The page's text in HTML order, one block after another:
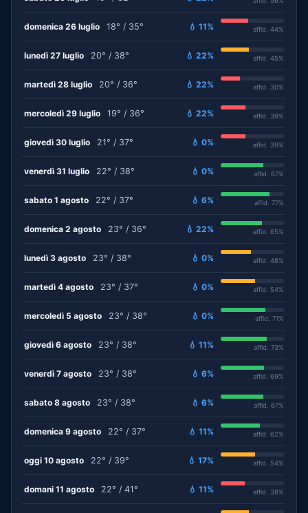
domenica 26 luglio 18° / 35° 💧 11% affid. 44%
lunedì 27 luglio 20° / 38° 💧 22% affid. 45%
martedì 28 luglio 20° / 36° 💧 22% affid. 30%
mercoledì 29 luglio 19° / 36° 💧 22% affid. 39%
giovedì 30 luglio 21° / 37° 💧 0% affid. 39%
venerdì 31 luglio 22° / 38° 💧 0% affid. 67%
sabato 1 agosto 22° / 37° 💧 6% affid. 77%
domenica 2 agosto 23° / 36° 💧 22% affid. 65%
lunedì 3 agosto 23° / 38° 💧 0% affid. 48%
martedì 4 agosto 23° / 37° 💧 0% affid. 54%
mercoledì 5 agosto 23° / 38° 💧 0% affid. 71%
giovedì 6 agosto 23° / 38° 💧 11% affid. 73%
venerdì 7 agosto 23° / 38° 💧 6% affid. 69%
sabato 8 agosto 23° / 38° 💧 6% affid. 67%
domenica 9 agosto 22° / 37° 💧 11% affid. 62%
oggi 10 agosto 22° / 39° 💧 17% affid. 54%
domani 11 agosto 22° / 41° 💧 11% affid. 38%